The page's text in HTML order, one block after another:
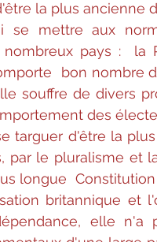
la plus ancienne
se mettre aux
pays :  la
bon nombre
souffre de divers
des
targuer d'être la
par le pluralisme et
longue
britannique et
elle